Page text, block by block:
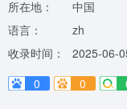
所在地：
中国
语言：
zh
收录时间：
2025-06-
0
0